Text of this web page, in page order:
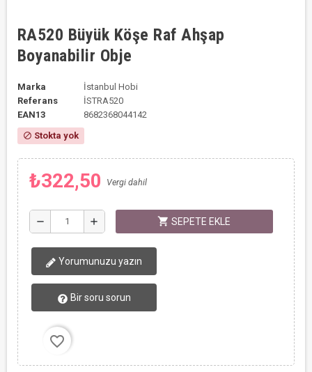
RA520 Büyük Köşe Raf Ahşap
Boyanabilir Obje
Marka
İstanbul Hobi
Referans
İSTRA520
EAN13
8682368044142
block Stokta yok
₺322,50 Vergi dahil
remove add shopping_cart SEPETE EKLE
Yorumunuzu yazın
Bir soru sorun
favorite_border